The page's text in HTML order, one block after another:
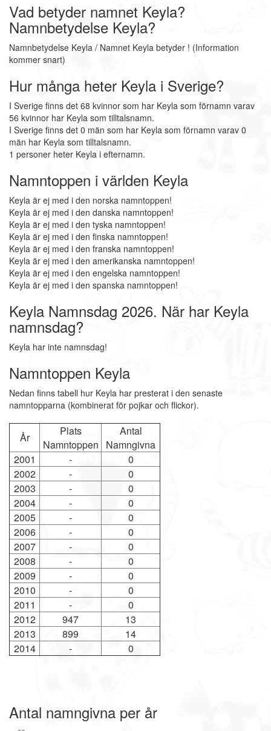
Vad betyder namnet Keyla?
Namnbetydelse Keyla?
Namnbetydelse Keyla / Namnet Keyla betyder ! (Information
kommer snart)
Hur många heter Keyla i Sverige?
I Sverige finns det 68 kvinnor som har Keyla som förnamn varav
56 kvinnor har Keyla som tilltalsnamn.
I Sverige finns det 0 män som har Keyla som förnamn varav 0
män har Keyla som tilltalsnamn.
1 personer heter Keyla i efternamn.
Namntoppen i världen Keyla
Keyla är ej med i den norska namntoppen!
Keyla är ej med i den danska namntoppen!
Keyla är ej med i den tyska namntoppen!
Keyla är ej med i den finska namntoppen!
Keyla är ej med i den franska namntoppen!
Keyla är ej med i den amerikanska namntoppen!
Keyla är ej med i den engelska namntoppen!
Keyla är ej med i den spanska namntoppen!
Keyla Namnsdag 2026. När har Keyla
namnsdag?
Keyla har inte namnsdag!
Namntoppen Keyla
Nedan finns tabell hur Keyla har presterat i den senaste
namntopparna (kombinerat för pojkar och flickor).
År
Plats
Namntoppen
Antal
Namngivna
2001
-
0
2002
-
0
2003
-
0
2004
-
0
2005
-
0
2006
-
0
2007
-
0
2008
-
0
2009
-
0
2010
-
0
2011
-
0
2012
947
13
2013
899
14
2014
- 0
Antal namngivna per år